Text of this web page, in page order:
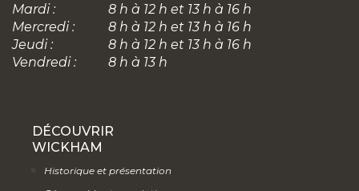
Mardi :
8 h à 12 h et 13 h à 16 h
Mercredi :
8 h à 12 h et 13 h à 16 h
Jeudi :
8 h à 12 h et 13 h à 16 h
Vendredi :
8 h à 13 h
DÉCOUVRIR
WICKHAM
Historique et présentation